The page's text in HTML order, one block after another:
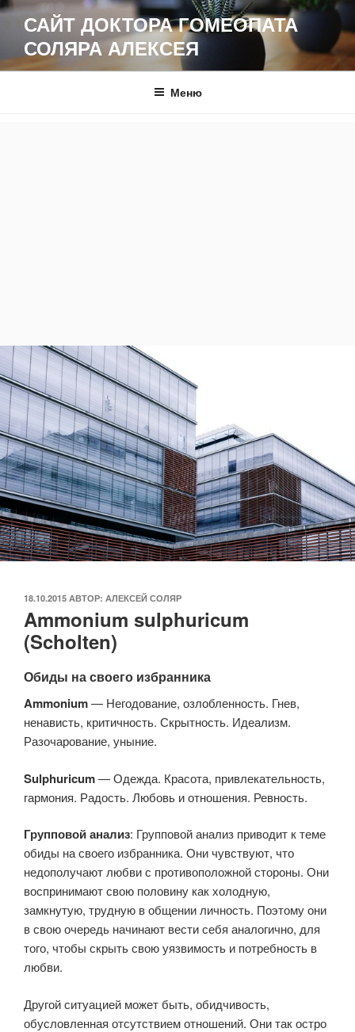
Перейти
содержимому
САЙТ ДОКТОРА ГОМЕОПАТА
СОЛЯРА АЛЕКСЕЯ
Меню
ОПУБЛИКОВАНО
18.10.2015 АВТОР: АЛЕКСЕЙ СОЛЯР
Ammonium sulphuricum
(Scholten)
Обиды на своего избранника
Ammonium— Негодование, озлобленность. Гнев,
ненависть, критичность. Скрытность. Идеализм.
Разочарование, уныние.
Sulphuricum— Одежда. Красота, привлекательность,
гармония. Радость. Любовь и отношения. Ревность.
Групповой анализ: Групповой анализ приводит к теме
обиды на своего избранника. Они чувствуют, что
недополучают любви с противоположной стороны. Они
воспринимают свою половину как холодную,
замкнутую, трудную в общении личность. Поэтому они
в свою очередь начинают вести себя аналогично, для
того, чтобы скрыть свою уязвимость и потребность в
любви.
Другой ситуацией может быть, обидчивость,
обусловленная отсутствием отношений. Они так остро